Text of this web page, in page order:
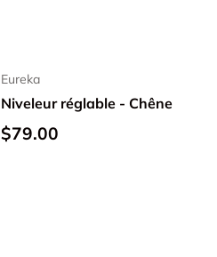
Eureka
Niveleur réglable - Chêne
$79.00